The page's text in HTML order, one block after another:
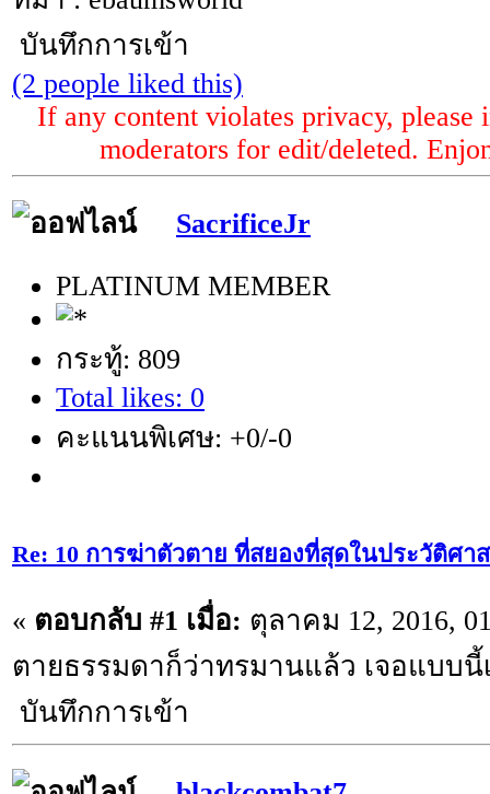
บันทึกการเข้า
(2 people liked this)
If any content violates privacy,
moderators for edit/deleted.
SacrificeJr
PLATINUM MEMBER
กระทู้: 809
Total likes: 0
คะแนนพิเศษ: +0/-0
Re: 10 การฆ่าตัวตาย ที่สยองที่สุดในประวัติศา
« ตอบกลับ #1 เมื่อ: ตุลาคม 12, 2016,
ตายธรรมดาก็ว่าทรมานแล้ว เจอแบบนี้
บันทึกการเข้า